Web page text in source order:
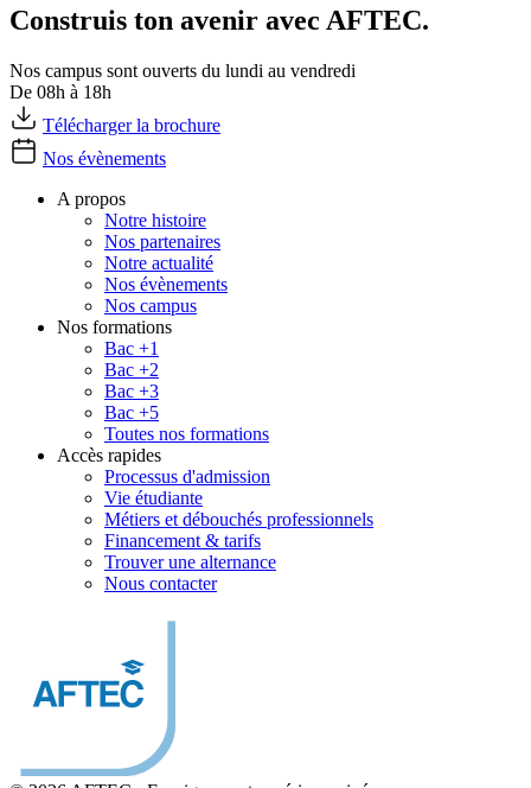
Construis ton avenir avec AFTEC.
Nos campus sont ouverts du lundi au vendredi
De 08h à 18h
Télécharger la brochure
Nos évènements
A propos
Notre histoire
Nos partenaires
Notre actualité
Nos évènements
Nos campus
Nos formations
Bac +1
Bac +2
Bac +3
Bac +5
Toutes nos formations
Accès rapides
Processus d'admission
Vie étudiante
Métiers et débouchés professionnels
Financement & tarifs
Trouver une alternance
Nous contacter